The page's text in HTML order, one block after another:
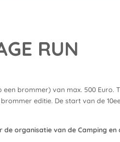
RUN
brommer) van max. 500 Euro.
editie. De start van de
organisatie van de Camping en